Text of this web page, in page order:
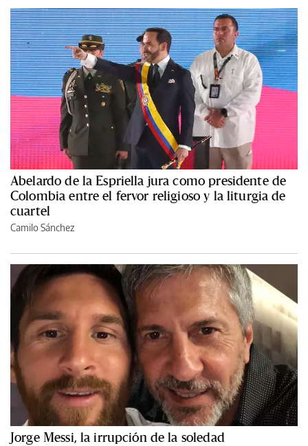
Abelardo de la Espriella jura como presidente de
Colombia entre el fervor religioso y la liturgia de
cuartel
Camilo Sánchez
Jorge Messi, la irrupción de la soledad